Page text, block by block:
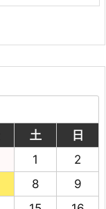
土
日
1
2
8
9